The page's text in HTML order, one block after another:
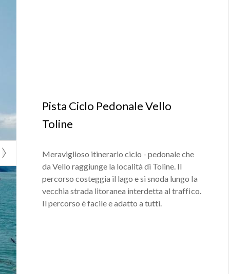
Pista Ciclo Pedonale Vello
Toline
Meraviglioso itinerario ciclo - pedonale che
da Vello raggiunge la località di Toline. Il
percorso costeggia il lago e si snoda lungo la
vecchia strada litoranea interdetta al traffico.
Il percorso è facile e adatto a tutti.